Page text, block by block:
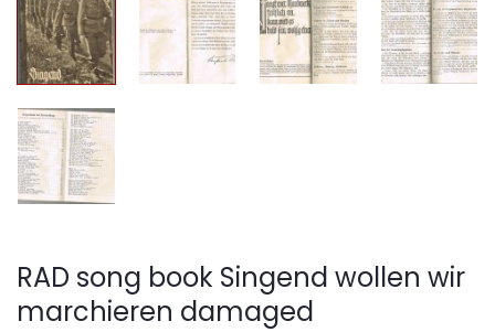
RAD song book Singend wollen wir
marchieren damaged